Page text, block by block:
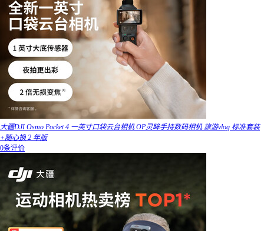
大疆DJI Osmo Pocket 4 一英寸口袋云台相机 OP灵眸手持数码相机 旅游vlog 标准套装
+随心换 2 年版
0条评价